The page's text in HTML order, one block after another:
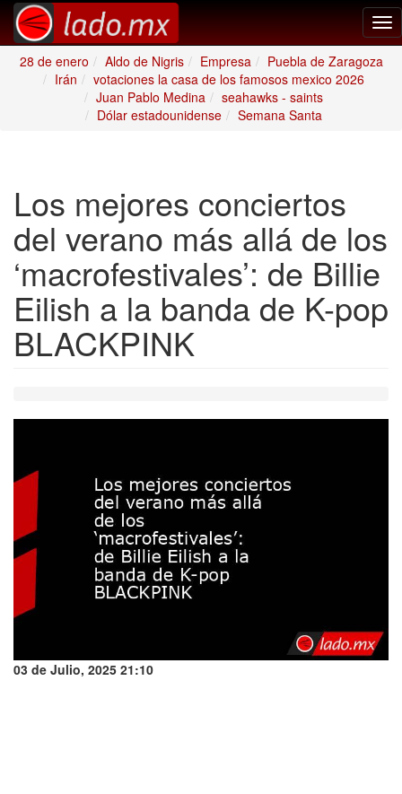
28 de enero
Aldo de Nigris Empresa
Puebla de Zaragoza
Irán
votaciones la casa de los famosos mexico 2026
Juan Pablo Medina
seahawks - saints
Dólar estadounidense
Semana Santa
Los mejores conciertos
del verano más allá de los
‘macrofestivales’: de Billie
Eilish a la banda de K-pop
BLACKPINK
03 de Julio, 2025 21:10